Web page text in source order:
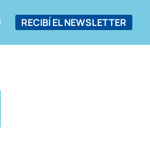
RECIBÍ EL NEWSLETTER